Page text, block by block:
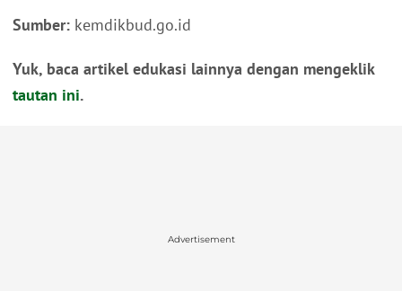
Sumber: kemdikbud.go.id
Yuk, baca artikel edukasi lainnya dengan mengeklik
tautan ini.
Advertisement